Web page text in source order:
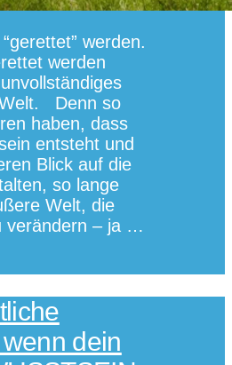
werden.
werden
Welt. Denn so
haben, dass
entsteht und
Blick auf die
so lange
Welt, die
verändern – ja …
dein